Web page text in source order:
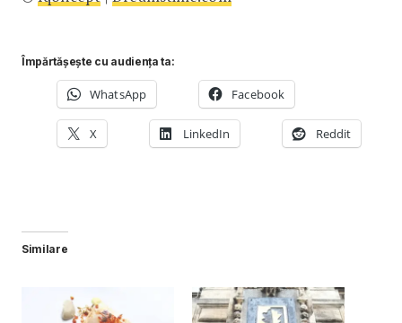
Împărtășește cu audiența ta:
WhatsApp Facebook
X LinkedIn Reddit
Similare